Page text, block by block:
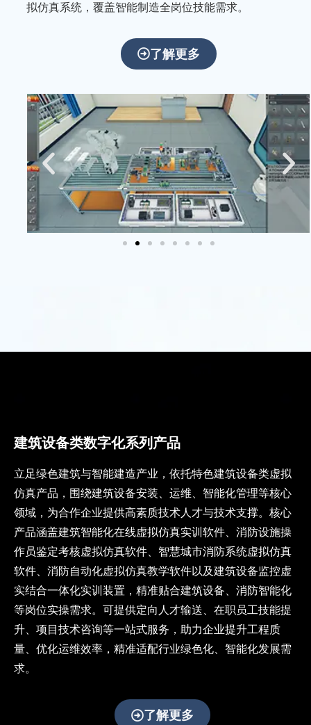
聚
创
新
赋
能
数
字
教
为数
字教
育提
供沉
浸式
教学
解决
方
案，
助力
教育
数字
化转
型与
智能
化升
拟仿真系统，覆盖智能制造全岗位技能需求。
了解更多
建筑设备类数字化系列产品
立足绿色建筑与智能建造产业，依托特色建筑设备类虚拟
仿真产品，围绕建筑设备安装、运维、智能化管理等核心
领域，为合作企业提供高素质技术人才与技术支撑。核心
产品涵盖建筑智能化在线虚拟仿真实训软件、消防设施操
作员鉴定考核虚拟仿真软件、智慧城市消防系统虚拟仿真
软件、消防自动化虚拟仿真教学软件以及建筑设备监控虚
实结合一体化实训装置，精准贴合建筑设备、消防智能化
等岗位实操需求。可提供定向人才输送、在职员工技能提
升、项目技术咨询等一站式服务，助力企业提升工程质
量、优化运维效率，精准适配行业绿色化、智能化发展需
求。
了解更多